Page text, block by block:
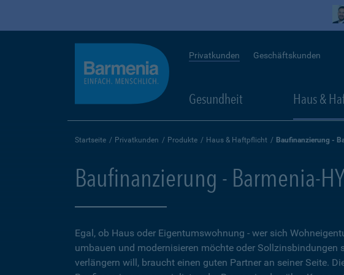
Privatkunden Geschäftskunden
Gesundheit Haus &
Startseite Privatkunden Produkte Haus & Haftpflicht Baufinanzierung -
Baufinanzierung - Barmenia-
Egal, ob Haus oder Eigentumswohnung - wer sich
umbauen und modernisieren möchte oder Sollzinsbindungen
verlängern will, braucht einen guten Partner an seiner Seite.